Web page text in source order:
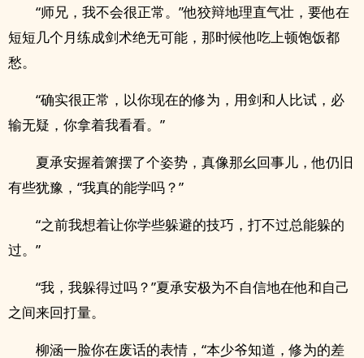
“师兄，我不会很正常。”他狡辩地理直气壮，要他在
短短几个月练成剑术绝无可能，那时候他吃上顿饱饭都
愁。
“确实很正常，以你现在的修为，用剑和人比试，必
输无疑，你拿着我看看。”
夏承安握着箫摆了个姿势，真像那幺回事儿，他仍旧
有些犹豫，“我真的能学吗？”
“之前我想着让你学些躲避的技巧，打不过总能躲的
过。”
“我，我躲得过吗？”夏承安极为不自信地在他和自己
之间来回打量。
柳涵一脸你在废话的表情，“本少爷知道，修为的差